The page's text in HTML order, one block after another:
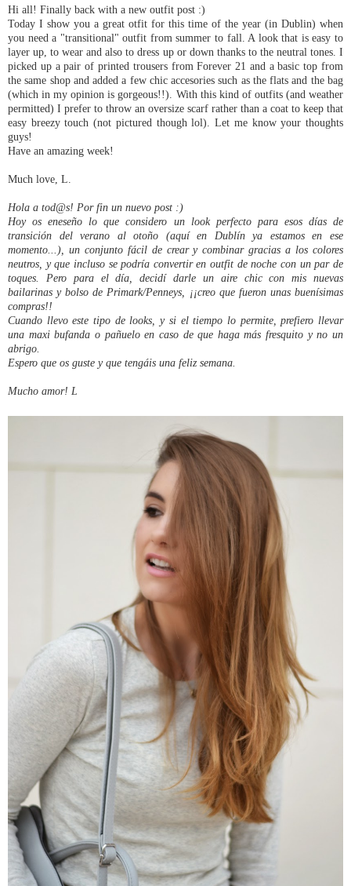
Hi all! Finally back with a new outfit post :)
Today I show you a great otfit for this time of the year (in Dublin) when
you need a "transitional" outfit from summer to fall. A look that is easy to
layer up, to wear and also to dress up or down thanks to the neutral tones. I
picked up a pair of printed trousers from Forever 21 and a basic top from
the same shop and added a few chic accesories such as the flats and the bag
(which in my opinion is gorgeous!!). With this kind of outfits (and weather
permitted) I prefer to throw an oversize scarf rather than a coat to keep that
easy breezy touch (not pictured though lol). Let me know your thoughts
guys!
Have an amazing week!
Much love, L.
Hola a tod@s! Por fin un nuevo post :)
Hoy os eneseño lo que considero un look perfecto para esos días de
transición del verano al otoño (aquí en Dublín ya estamos en ese
momento...), un conjunto fácil de crear y combinar gracias a los colores
neutros, y que incluso se podría convertir en outfit de noche con un par de
toques. Pero para el día, decidí darle un aire chic con mis nuevas
bailarinas y bolso de Primark/Penneys, ¡¡creo que fueron unas buenísimas
compras!!
Cuando llevo este tipo de looks, y si el tiempo lo permite, prefiero llevar
una maxi bufanda o pañuelo en caso de que haga más fresquito y no un
abrigo.
Espero que os guste y que tengáis una feliz semana.
Mucho amor! L